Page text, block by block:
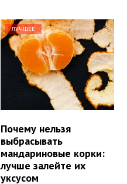
ЛУЧШЕЕ
Почему нельзя
выбрасывать
мандариновые корки:
лучше залейте их
уксусом